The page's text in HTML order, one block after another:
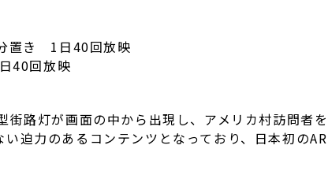
置き 1日40回放映
40回放映
路灯が画面の中から出現し、アメリカ村訪問者
迫力のあるコンテンツとなっており、日本初の